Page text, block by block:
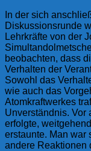
In der sich
Diskussionsrunde
Lehrkräfte von der
beobachten, dass
Verhalten der
Sowohl das
wie auch das
Atomkraftwerkes
Unverständnis. Vor
erfolgte,
erstaunte. Man war
andere Reaktionen